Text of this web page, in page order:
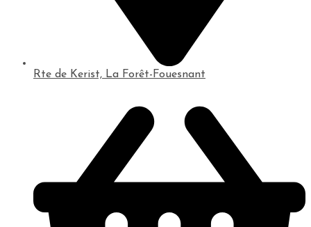
Rte de Kerist, La Forêt-Fouesnant